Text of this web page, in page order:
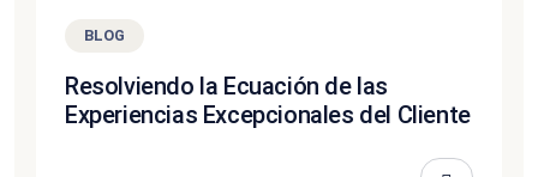
BLOG
Resolviendo la Ecuación de las
Experiencias Excepcionales del Cliente